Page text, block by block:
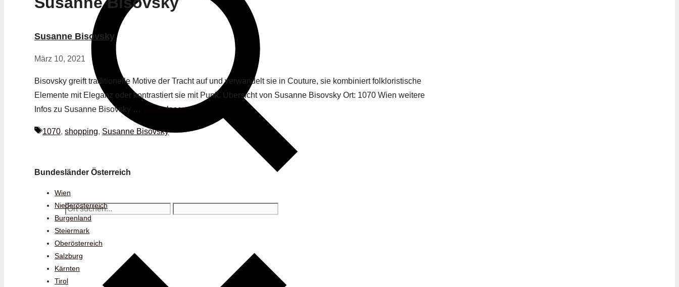
Susanne Bisovsky
März 10, 2021
Bisovsky greift traditionelle Motive der Tracht auf und verwandelt sie in Couture, sie kombiniert folkloristische
Elemente mit Eleganz oder kontrastiert sie mit Punk. Übersicht von Susanne Bisovsky Ort: 1070 Wien weitere
Infos zu Susanne Bisovsky …
weiter lesen >
Schlagwörter
1070, shopping, Susanne Bisovsky
Bundesländer Österreich
Wien
Niederösterreich
Burgenland
Steiermark
Oberösterreich
Salzburg
Kärnten
Tirol